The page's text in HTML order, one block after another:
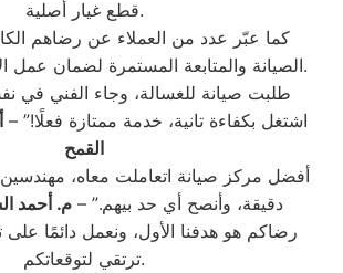
قطع غيار أصلية.
كما عبّر عدد من العملاء عن رضاهم
الصيانة والمتابعة المستمرة لضمان عمل الأجهزة بكفاءة عالية.
اشتغل بكفاءة تانية، خدمة ممتازة فعلًا!” –
القمح
دقيقة، وأنصح أي حد بيهم.” – م. أحمد
رضاكم هو هدفنا الأول، ونعمل دائمًا على
ترتقي لتوقعاتكم.